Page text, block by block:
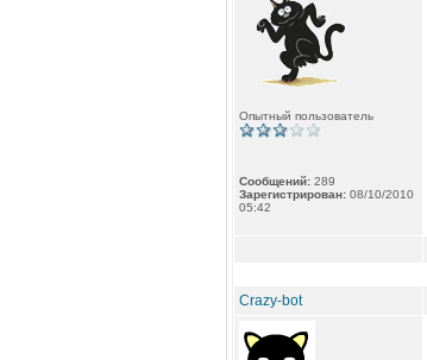
Опытный пользователь
Сообщений: 289
Зарегистрирован: 08/10/2010
05:42
Crazy-bot